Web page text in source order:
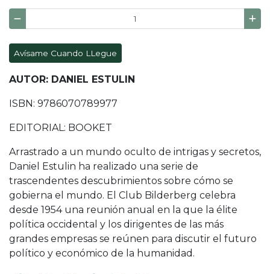
Avísame Cuando LLegue
AUTOR: DANIEL ESTULIN
ISBN: 9786070789977
EDITORIAL: BOOKET
Arrastrado a un mundo oculto de intrigas y secretos,
Daniel Estulin ha realizado una serie de
trascendentes descubrimientos sobre cómo se
gobierna el mundo. El Club Bilderberg celebra
desde 1954 una reunión anual en la que la élite
política occidental y los dirigentes de las más
grandes empresas se reúnen para discutir el futuro
político y económico de la humanidad.